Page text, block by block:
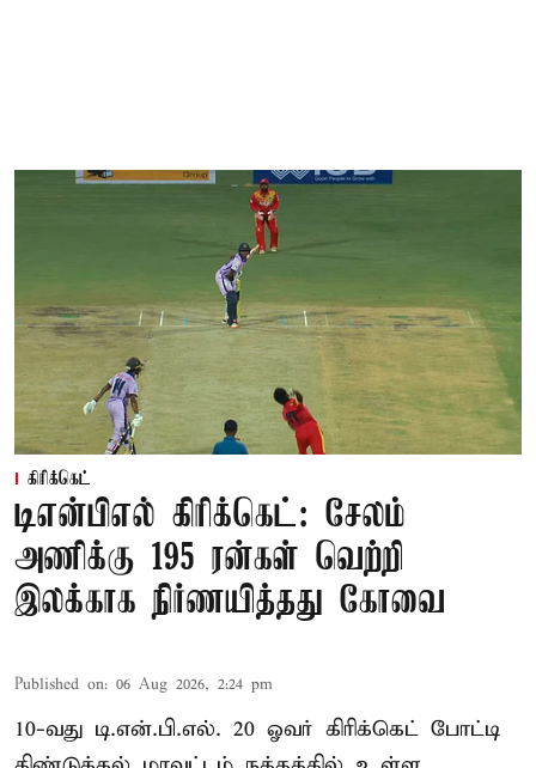
கிரிக்கெட்
டிஎன்பிஎல் கிரிக்கெட்: சேலம்
அணிக்கு 195 ரன்கள் வெற்றி
இலக்காக நிர்ணயித்தது கோவை
Published on: 06 Aug 2026, 2:24 pm
10-வது டி.என்.பி.எல். 20 ஓவர் கிரிக்கெட் போட்டி